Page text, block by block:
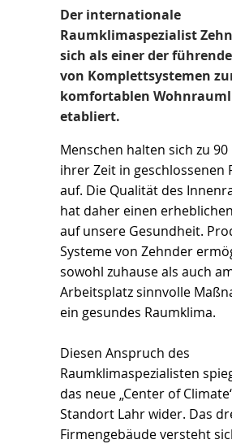
Der internationale
Raumklimaspezialist
sich als einer der
von Komplettsystemen
komfortablen
etabliert.
Menschen halten sich zu
ihrer Zeit in geschlossenen
auf. Die Qualität des
hat daher einen
auf unsere Gesundheit.
Systeme von Zehnder
sowohl zuhause als auch
Arbeitsplatz sinnvolle
ein gesundes Raumklima.
Diesen Anspruch des
Raumklimaspezialisten
das neue „Center of
Standort Lahr wider. Das
Firmengebäude versteht